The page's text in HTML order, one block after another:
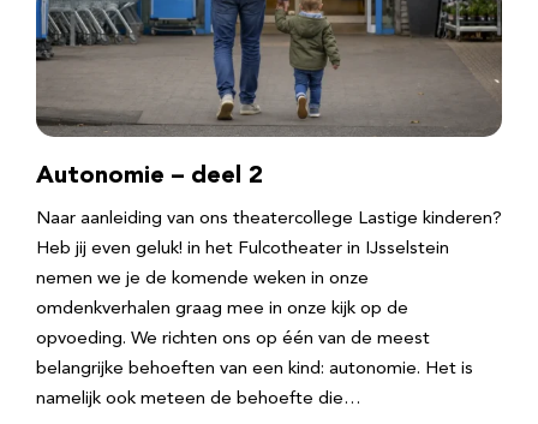
Autonomie – deel 2
Naar aanleiding van ons theatercollege Lastige kinderen?
Heb jij even geluk! in het Fulcotheater in IJsselstein
nemen we je de komende weken in onze
omdenkverhalen graag mee in onze kijk op de
opvoeding. We richten ons op één van de meest
belangrijke behoeften van een kind: autonomie. Het is
namelijk ook meteen de behoefte die…